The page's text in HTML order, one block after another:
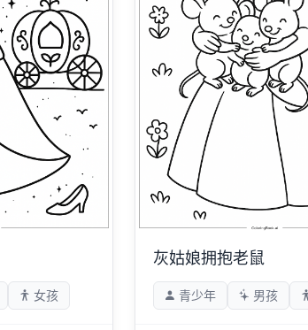
女孩
灰姑娘拥抱老鼠
青少年 男孩